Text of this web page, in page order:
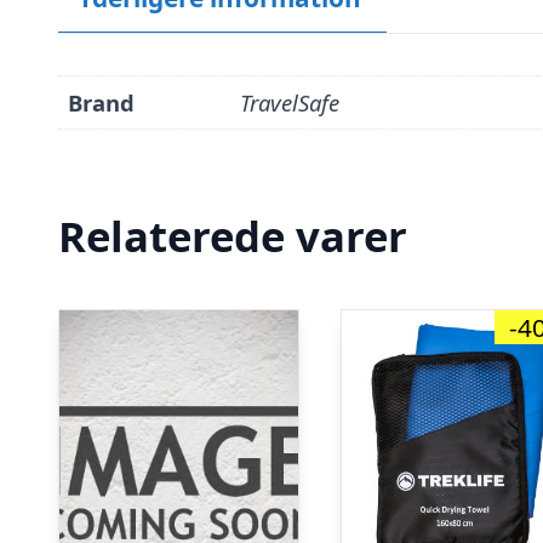
Brand TravelSafe
Relaterede varer
-